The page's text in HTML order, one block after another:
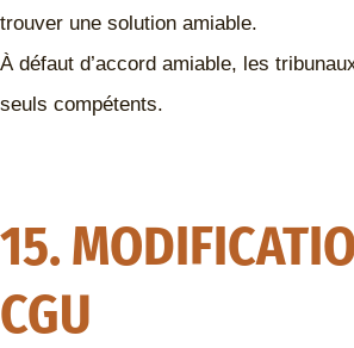
trouver une solution amiable.
À défaut d’accord amiable, les
seuls compétents.
15.
CGU